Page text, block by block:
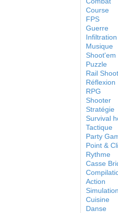
Course
FPS
Guerre
Infiltration
Musique
Shoot'em
Puzzle
Rail
Réflexion
RPG
Shooter
Stratégie
Survival
Tactique
Party
Point &
Rythme
Casse
Action
Simulation
Cuisine
Danse